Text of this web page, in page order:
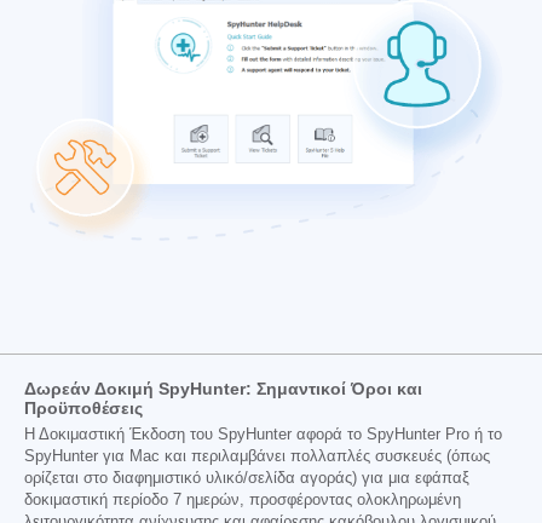
Δωρεάν Δοκιμή SpyHunter: Σημαντικοί Όροι και
Προϋποθέσεις
Η Δοκιμαστική Έκδοση του SpyHunter αφορά το SpyHunter Pro ή το
SpyHunter για Mac και περιλαμβάνει πολλαπλές συσκευές (όπως
ορίζεται στο διαφημιστικό υλικό/σελίδα αγοράς) για μια εφάπαξ
δοκιμαστική περίοδο 7 ημερών, προσφέροντας ολοκληρωμένη